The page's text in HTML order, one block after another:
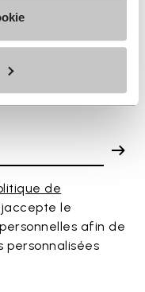
out of 8
NOS
de
le
afin de
personnalisées